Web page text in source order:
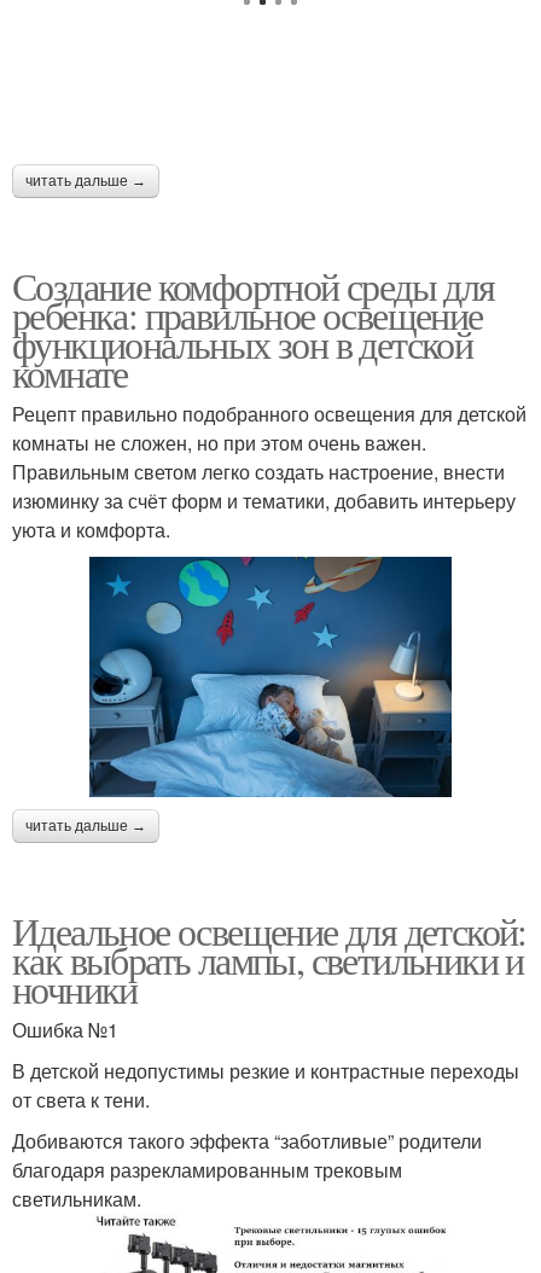
читать дальше →
Создание комфортной среды для
ребенка: правильное освещение
функциональных зон в детской
комнате
Рецепт правильно подобранного освещения для детской
комнаты не сложен, но при этом очень важен.
Правильным светом легко создать настроение, внести
изюминку за счёт форм и тематики, добавить интерьеру
уюта и комфорта.
читать дальше →
Идеальное освещение для детской:
как выбрать лампы, светильники и
ночники
Ошибка №1
В детской недопустимы резкие и контрастные переходы
от света к тени.
Добиваются такого эффекта “заботливые” родители
благодаря разрекламированным трековым
светильникам.